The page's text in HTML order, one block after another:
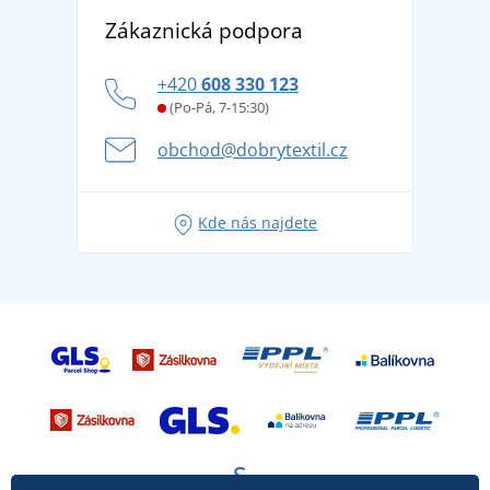
Potisk a výšivka
Věrnostní program BONTIS +
DobrýTextil pro firmy a organizace
tradicí od roku 1976
Letní dobrodružství začíná balením aneb připravte
se na dovolenou bez starostí
Tipy na svěží outfity pro pohodové léto
Zákaznická podpora
+420608 330 123
(Po-Pá, 7-15:30)
obchod@dobrytextil.cz
Kde nás najdete